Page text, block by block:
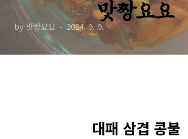
by 맛짱요요 2024. 9. 9.
대패 삼겹 콩불